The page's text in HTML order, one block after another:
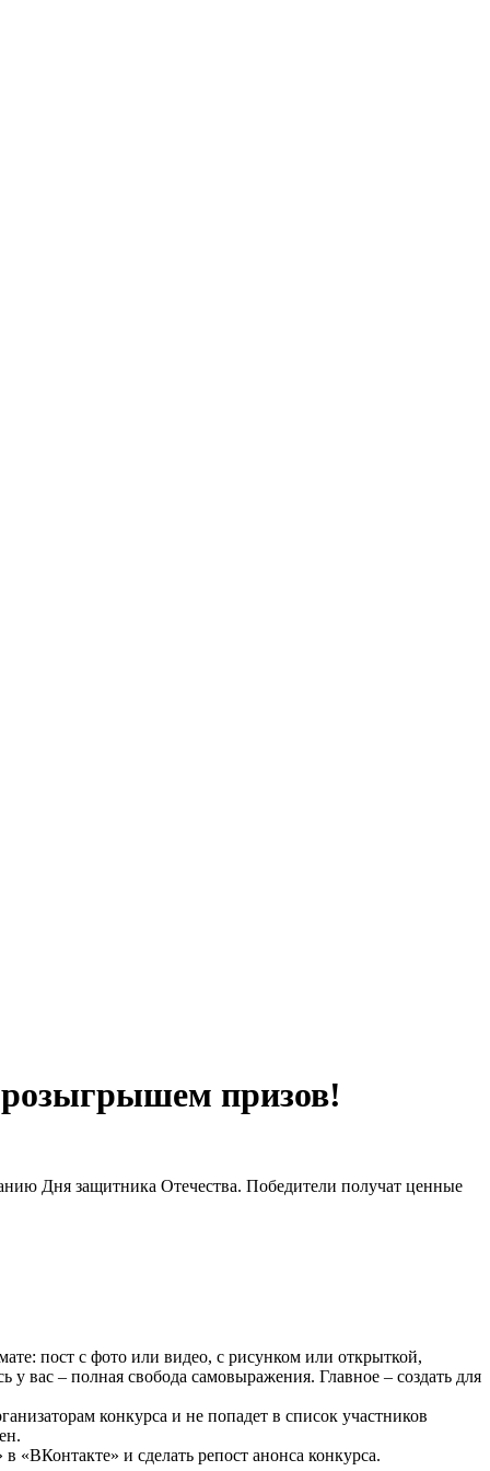
розыгрышем призов!
Дня защитника Отечества. Победители получат ценные
пост с фото или видео, с рисунком или открыткой,
вас – полная свобода самовыражения. Главное – создать для
конкурса и не попадет в список участников
и сделать репост анонса конкурса.